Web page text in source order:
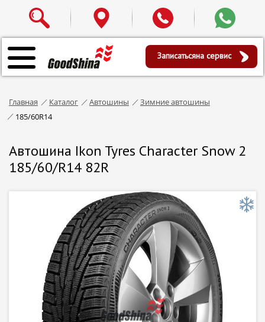
Записатьсяна сервис
Главная Каталог Автошины
Зимние автошины
185/60R14
Автошина Ikon Tyres Character Snow 2
185/60/R14 82R